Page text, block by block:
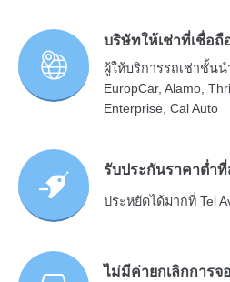
บริษัทให้เช่าที่เชื่อถื
ผู้ให้บริการรถเช่าชั้นน
EuropCar, Alamo,
Enterprise, Cal Auto
รับประกันราคาต่ำ
ประหยัดได้มากที่ Tel
ไม่มีค่ายกเลิกการจ